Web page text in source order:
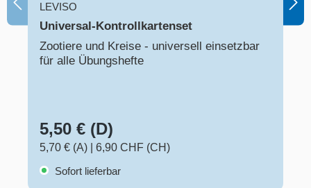
LEVISO
Universal-Kontrollkartenset
Zootiere und Kreise - universell einsetzbar
für alle Übungshefte
5,50 € (D)
5,70 € (A)
6,90 CHF (CH)
Sofort lieferbar